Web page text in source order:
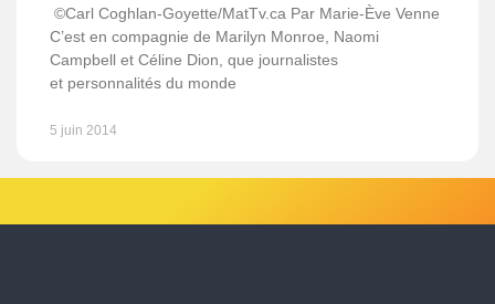
©Carl Coghlan-Goyette/MatTv.ca Par Marie-Ève Venne
C’est en compagnie de Marilyn Monroe, Naomi
Campbell et Céline Dion, que journalistes
et personnalités du monde
5 juin 2014